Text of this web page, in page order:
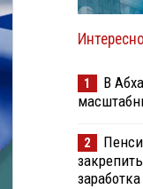
1
В
2
заработка